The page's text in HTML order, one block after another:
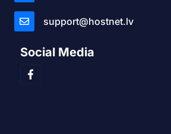
support@hostnet.lv
Social Media